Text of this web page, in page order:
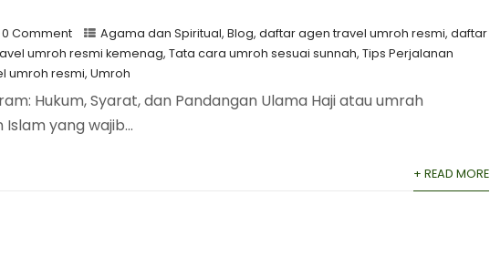
0 Comment Agama dan Spiritual, Blog, ⁠daftar agen travel umroh resmi, daftar
umroh resmi kemenag, Tata cara umroh sesuai sunnah, Tips Perjalanan
umroh resmi, Umroh
Hukum, Syarat, dan Pandangan Ulama Haji atau umrah
yang wajib...
+ READ MORE